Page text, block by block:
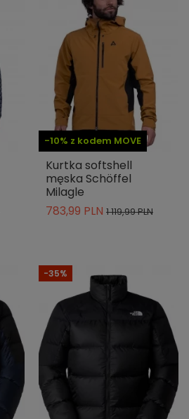
-10% z kodem MOVE
Kurtka softshell
męska Schöffel
Milagle
783,99 PLN 1 119,99 PLN
-35%